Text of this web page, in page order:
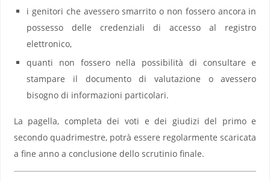
i genitori che avessero smarrito o non fossero ancora in
possesso delle credenziali di accesso al registro
elettronico,
quanti non fossero nella possibilità di consultare e
stampare il documento di valutazione o avessero
bisogno di informazioni particolari.
La pagella, completa dei voti e dei giudizi del primo e
secondo quadrimestre, potrà essere regolarmente scaricata
a fine anno a conclusione dello scrutinio finale.